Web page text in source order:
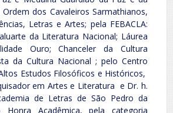
Ordem dos Cavaleiros Sarmathianos,
Letras e Artes; pela FEBACLA:
da Literatura Nacional; Láurea
Ouro; Chanceler da Cultura
da Cultura Nacional ; pelo Centro
Estudos Filosóficos e Históricos,
em Artes e Literatura e Dr. h.
de Letras de São Pedro da
Acadêmica, pela categoria